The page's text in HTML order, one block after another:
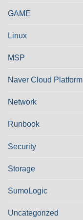
GAME
Linux
MSP
Naver Cloud Platform
Network
Runbook
Security
Storage
SumoLogic
Uncategorized